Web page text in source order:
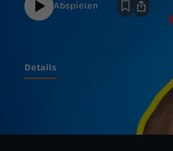
Abspielen
Details